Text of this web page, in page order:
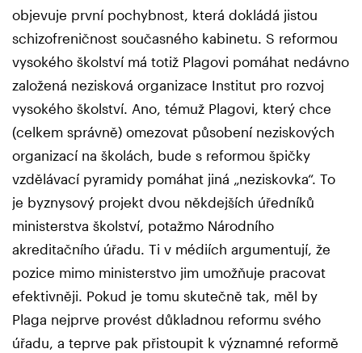
objevuje první pochybnost, která dokládá jistou
schizofreničnost současného kabinetu. S reformou
vysokého školství má totiž Plagovi pomáhat nedávno
založená nezisková organizace Institut pro rozvoj
vysokého školství. Ano, témuž Plagovi, který chce
(celkem správně) omezovat působení neziskových
organizací na školách, bude s reformou špičky
vzdělávací pyramidy pomáhat jiná „neziskovka“. To
je byznysový projekt dvou někdejších úředníků
ministerstva školství, potažmo Národního
akreditačního úřadu. Ti v médiích argumentují, že
pozice mimo ministerstvo jim umožňuje pracovat
efektivněji. Pokud je tomu skutečně tak, měl by
Plaga nejprve provést důkladnou reformu svého
úřadu, a teprve pak přistoupit k významné reformě